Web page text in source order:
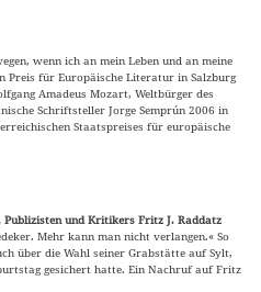
wenn ich an mein Leben und an meine
Preis für Europäische Literatur in Salzburg
Amadeus Mozart, Weltbürger des
Schriftsteller Jorge Semprún 2006 in
Staatspreises für europäische
Publizisten und Kritikers Fritz J. Raddatz
Mehr kann man nicht verlangen.« So
über die Wahl seiner Grabstätte auf Sylt,
gesichert hatte. Ein Nachruf auf Fritz